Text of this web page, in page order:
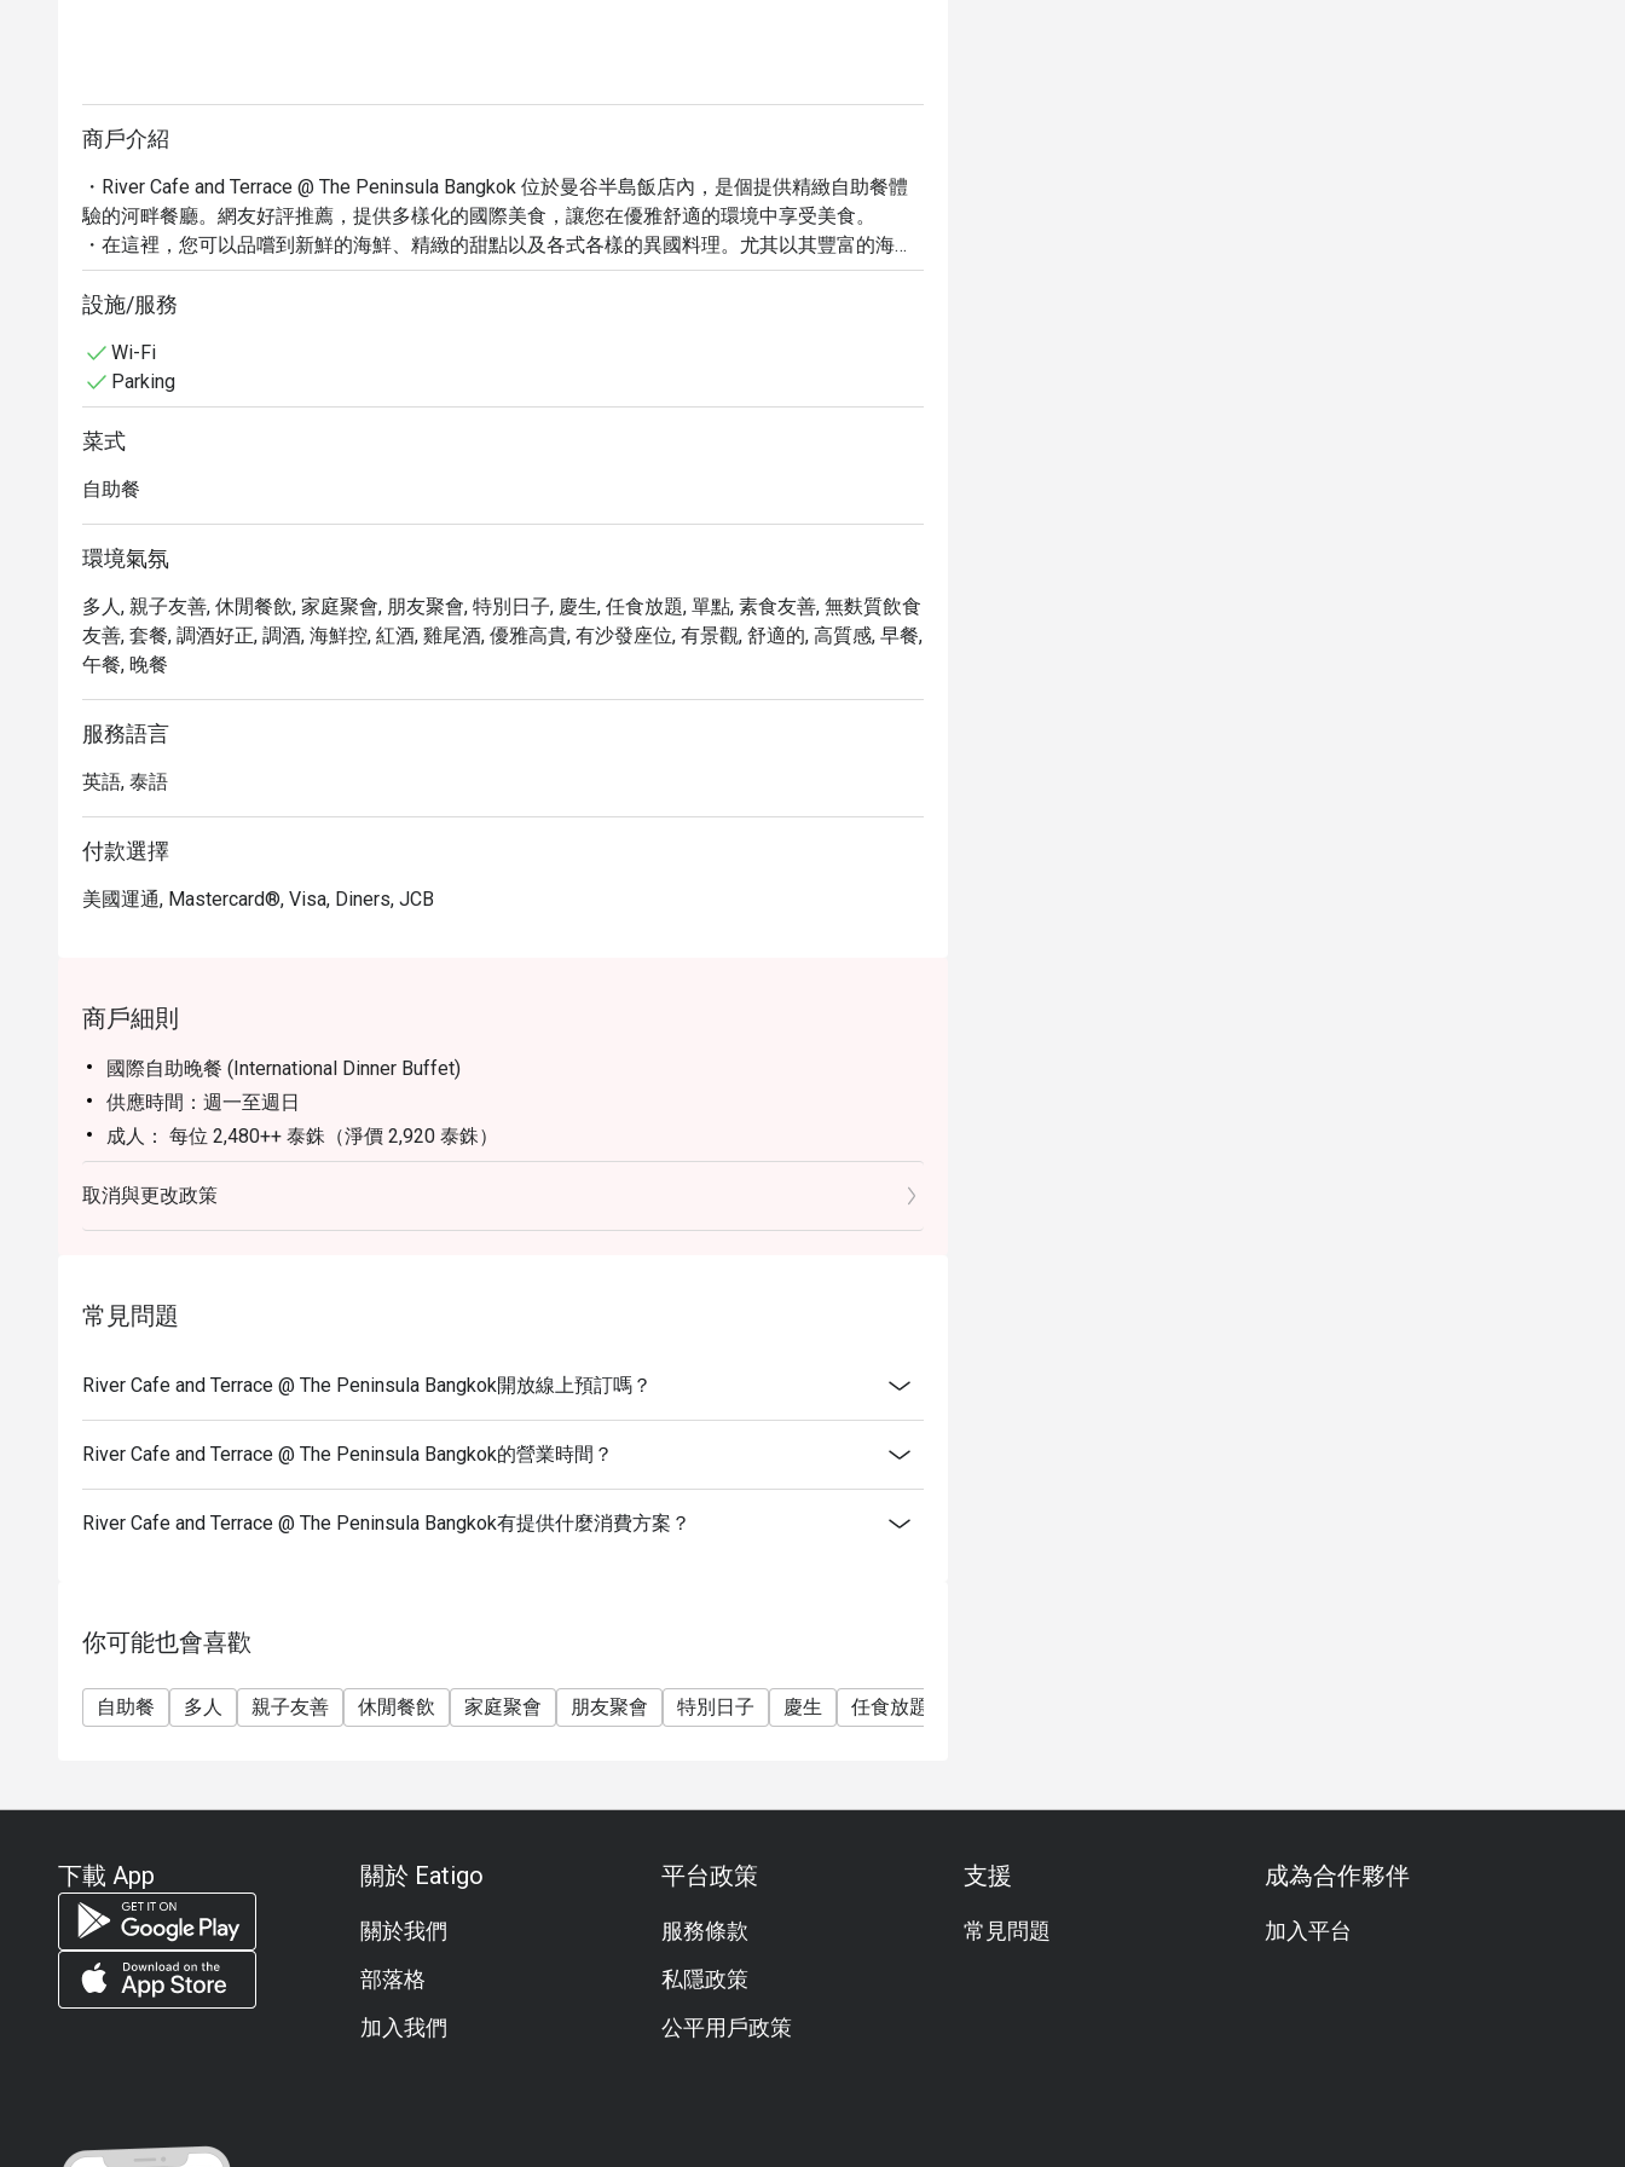
商戶介紹
・River Cafe and Terrace @ The Peninsula Bangkok 位於曼谷半島飯店內，是個提供精緻自助餐體
驗的河畔餐廳。網友好評推薦，提供多樣化的國際美食，讓您在優雅舒適的環境中享受美食。
・在這裡，您可以品嚐到新鮮的海鮮、精緻的甜點以及各式各樣的異國料理。尤其以其豐富的海鮮
自助餐和精緻的燒烤料理聞名，絕對能滿足您的味蕾。鄰近 Charoen Nakhon 路，交通便利。
・立即透過 Eatigo 預訂 River Cafe and Terrace @ The Peninsula Bangkok，即可享受高達 5 折的超
設施/服務
Wi-Fi
Parking
菜式
自助餐
環境氣氛
多人, 親子友善, 休閒餐飲, 家庭聚會, 朋友聚會, 特別日子, 慶生, 任食放題, 單點, 素食友善, 無麩質飲食
友善, 套餐, 調酒好正, 調酒, 海鮮控, 紅酒, 雞尾酒, 優雅高貴, 有沙發座位, 有景觀, 舒適的, 高質感, 早餐,
午餐, 晚餐
服務語言
英語, 泰語
付款選擇
美國運通, Mastercard®, Visa, Diners, JCB
商戶細則
國際自助晚餐 (International Dinner Buffet)
供應時間：週一至週日
成人： 每位 2,480++ 泰銖（淨價 2,920 泰銖）
兒童 (6-11 歲)： 每位 1,240++ 泰銖（淨價 1,460 泰銖）
精選亮點：
冰鎮海鮮： 花蟹、青口貝、虎蝦、生蠔、壽司及生魚片。
現切餐台： 戰斧牛排、煙燻豬肩肉、楓糖醃燻火腿。
每日輪換菜色： 威靈頓鮭魚、鹽烤安達曼鱸魚、冷盤與起司、素食料理及各式甜點、冰淇淋。
所有價格均以泰銖計算，且不含增值稅 (VAT) 及服務費，除非特別註明。
請準時出席： 若早到或晚到超過預訂時間 15 分鐘，預訂與折扣將自動失效。
兒童政策：
12 歲及以上：按成人標準收費。
常見問題 (FAQ)
Q1: River Cafe and Terrace 是一家什麼樣的餐廳？
A1: 它是曼谷半島酒店招牌的河畔餐廳，供應泰式及國際美食，提供自助餐與單點菜單。客人可
選擇室內用餐或在河畔露台用餐，欣賞湄南河的絕美全景。
Q2: 營業時間為何？
🍤 自助晚餐： 18:00 – 22:00 (最後點餐時間 21:30)
取消與更改政策
常見問題
River Cafe and Terrace @ The Peninsula Bangkok開放線上預訂嗎？
River Cafe and Terrace @ The Peninsula Bangkok的營業時間？
River Cafe and Terrace @ The Peninsula Bangkok有提供什麼消費方案？
你可能也會喜歡
自助餐 多人 親子友善 休閒餐飲 家庭聚會 朋友聚會 特別日子 慶生 任食放題
下載 App 關於 Eatigo
關於我們
部落格
加入我們
平台政策
服務條款
私隱政策
公平用戶政策
支援
常見問題
成為合作夥伴
加入平台